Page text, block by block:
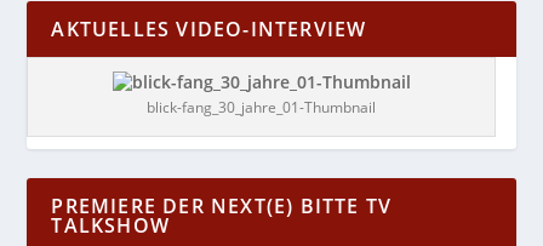
AKTUELLES VIDEO-INTERVIEW
blick-fang_30_jahre_01-Thumbnail
PREMIERE DER NEXT(E) BITTE TV
TALKSHOW